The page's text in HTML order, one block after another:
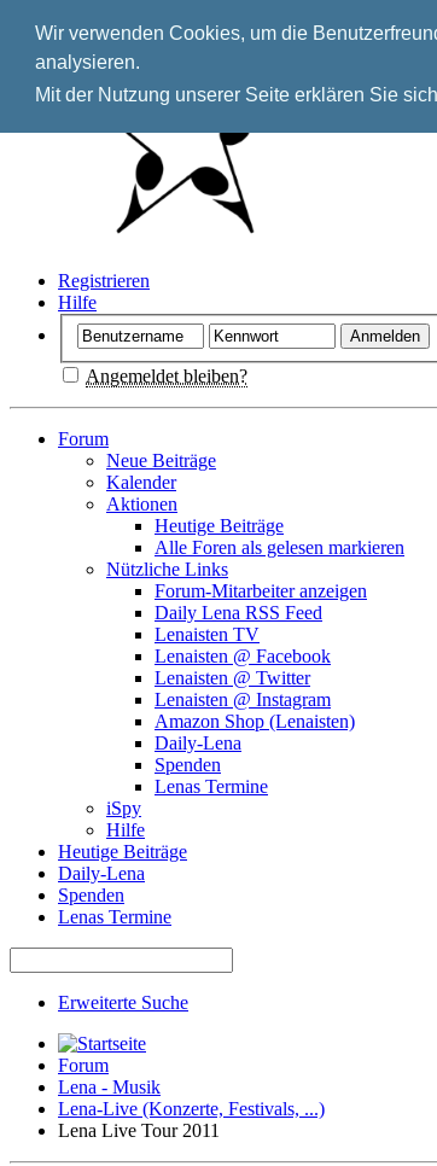
Wir verwenden Cookies, um die
analysieren.
Mit der Nutzung unserer Seite erklären Sie
Registrieren
Hilfe
Angemeldet bleiben?
Forum
Neue Beiträge
Kalender
Aktionen
Heutige Beiträge
Alle Foren als gelesen markieren
Nützliche Links
Forum-Mitarbeiter anzeigen
Daily Lena RSS Feed
Lenaisten TV
Lenaisten @ Facebook
Lenaisten @ Twitter
Lenaisten @ Instagram
Amazon Shop (Lenaisten)
Daily-Lena
Spenden
Lenas Termine
iSpy
Hilfe
Heutige Beiträge
Daily-Lena
Spenden
Lenas Termine
Erweiterte Suche
Forum
Lena - Musik
Lena-Live (Konzerte, Festivals, ...)
Lena Live Tour 2011